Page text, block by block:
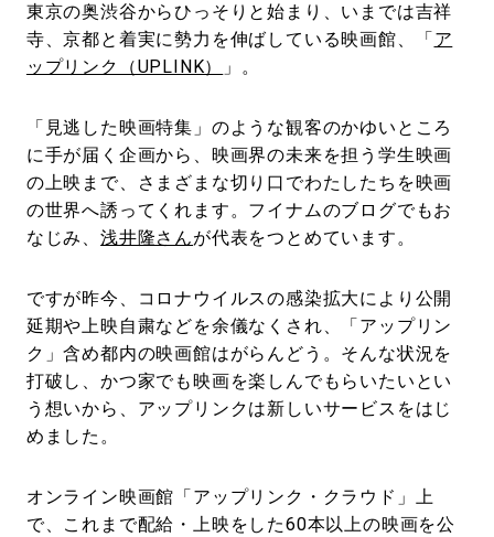
東京の奥渋谷からひっそりと始まり、いまでは吉祥
寺、京都と着実に勢力を伸ばしている映画館、「 ア
ップリンク（UPLINK）
」。
「見逃した映画特集」のような観客のかゆいところ
に手が届く企画から、映画界の未来を担う学生映画
の上映まで、さまざまな切り口でわたしたちを映画
の世界へ誘ってくれます。フイナムのブログでもお
なじみ、浅井隆さんが代表をつとめています。
ですが昨今、コロナウイルスの感染拡大により公開
延期や上映自粛などを余儀なくされ、「アップリン
ク」含め都内の映画館はがらんどう。そんな状況を
打破し、かつ家でも映画を楽しんでもらいたいとい
う想いから、アップリンクは新しいサービスをはじ
めました。
オンライン映画館「アップリンク・クラウド」上
で、これまで配給・上映をした60本以上の映画を公